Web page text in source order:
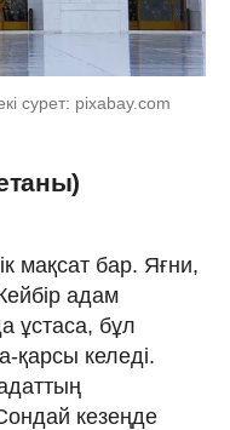
сурет: pixabay.com
мақсат бар. Яғни,
адам
ұстаса, бұл
қарсы келеді.
кезеңде